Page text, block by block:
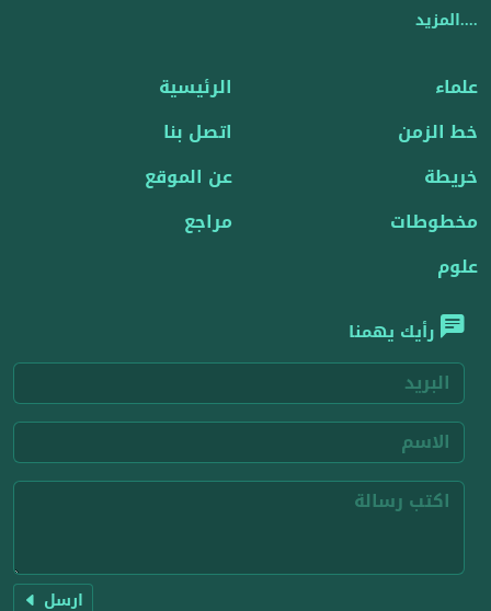
....المزيد
علماء
خط الزمن
خريطة
مخطوطات
علوم
الرئيسية
اتصل بنا
عن الموقع
مراجع
رأيك يهمنا
ارسل